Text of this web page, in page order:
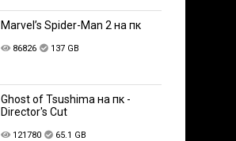
Marvel’s Spider-Man 2 на пк
86826 137 GB
Ghost of Tsushima на пк -
Director's Cut
121780 65.1 GB